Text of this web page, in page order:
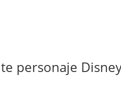
personaje